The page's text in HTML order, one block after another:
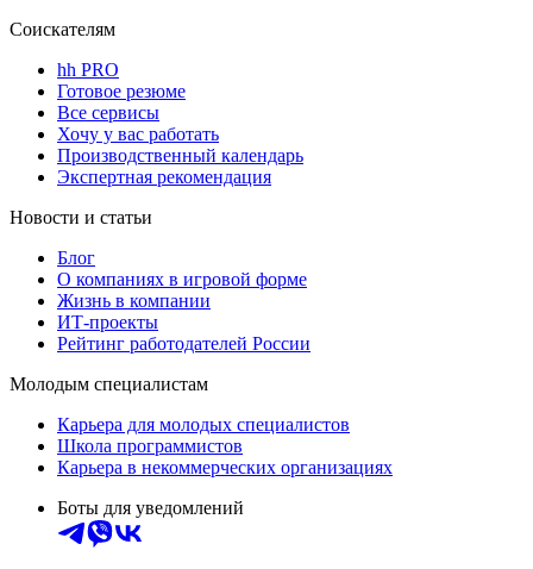
Соискателям
hh PRO
Готовое резюме
Все сервисы
Хочу у вас работать
Производственный календарь
Экспертная рекомендация
Новости и статьи
Блог
О компаниях в игровой форме
Жизнь в компании
ИТ-проекты
Рейтинг работодателей России
Молодым специалистам
Карьера для молодых специалистов
Школа программистов
Карьера в некоммерческих организациях
Боты для уведомлений